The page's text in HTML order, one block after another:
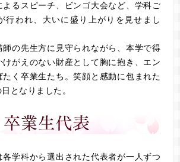
よるスピーチ、ビンゴ大会など、学科ご
行われ、大いに盛り上がりを見せまし
師の先生方に見守られながら、本学で得
けがえのない財産として胸に抱き、エン
たく卒業生たち。笑顔と感動に包まれた
となりました。
学科から選出された代表者が一人ずつ